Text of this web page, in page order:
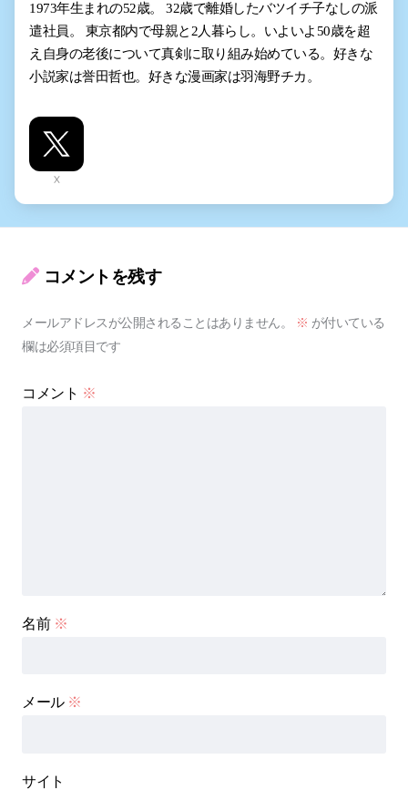
1973年生まれの52歳。 32歳で離婚したバツイチ子なしの派
遣社員。 東京都内で母親と2人暮らし。いよいよ50歳を超
え自身の老後について真剣に取り組み始めている。好きな
小説家は誉田哲也。好きな漫画家は羽海野チカ。
X
コメントを残す
メールアドレスが公開されることはありません。 ※ が付いている
欄は必須項目です
コメント ※
名前 ※
メール ※
サイト